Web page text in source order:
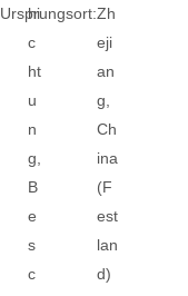
hi
c
ht
u
n
g,
B
e
s
c
Ursprungsort:Zh
eji
an
g,
Ch
ina
(F
est
lan
d)